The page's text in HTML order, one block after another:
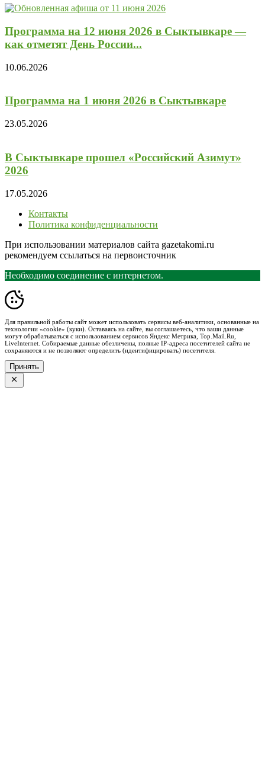
Программа на 12 июня 2026 в Сыктывкаре —
как отметят День России...
10.06.2026
Программа на 1 июня 2026 в Сыктывкаре
23.05.2026
В Сыктывкаре прошел «Российский Азимут»
2026
17.05.2026
Контакты
Политика конфиденциальности
При использовании материалов сайта gazetakomi.ru
рекомендуем ссылаться на первоисточник
Необходимо соединение с интернетом.
Для правильной работы сайт может использовать сервисы веб-аналитики, основанные на
технологии «cookie» (куки). Оставаясь на сайте, вы соглашаетесь, что ваши данные
могут обрабатываться с использованием сервисов Яндекс Метрика, Top.Mail.Ru,
LiveInternet. Собираемые данные обезличены, полные IP-адреса посетителей сайта не
сохраняются и не позволяют определить (идентифицировать) посетителя.
Принять